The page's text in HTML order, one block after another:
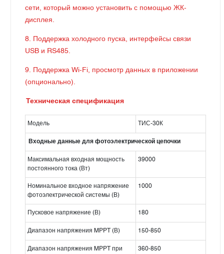
сети, который можно установить с помощью ЖК-
дисплея.
8. Поддержка холодного пуска, интерфейсы связи
USB и RS485.
9. Поддержка Wi-Fi, просмотр данных в приложении
(опционально).
Техническая спецификация
Модель ТИС-30К
Входные данные для фотоэлектрической цепочки
Максимальная входная мощность
постоянного тока (Вт)
39000
Номинальное входное напряжение
фотоэлектрической системы (В)
1000
Пусковое напряжение (В) 180
Диапазон напряжения MPPT (В) 150-850
Диапазон напряжения MPPT при 360-850